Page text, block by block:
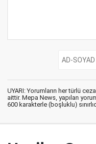
UYARI: Yorumların her türlü
aittir. Mepa News, yapılan
600 karakterle (boşluklu)